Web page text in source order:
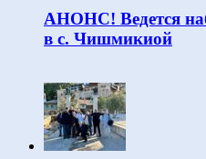
АНОНС! Ведется
в с. Чишмикиой